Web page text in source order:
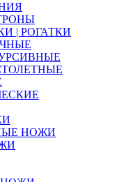
| РОГАТКИ
НОЖИ